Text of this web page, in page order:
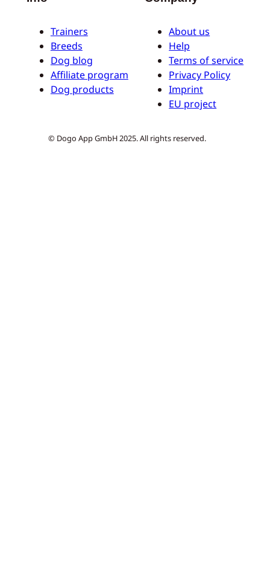
Trainers
Breeds
Dog blog
Affiliate program
Dog products
About us
Help
Terms of service
Privacy Policy
Imprint
EU project
© Dogo App GmbH 2025. All rights reserved.